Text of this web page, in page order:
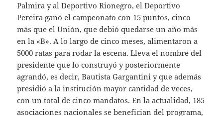
Palmira y al Deportivo Rionegro, el Deportivo
Pereira ganó el campeonato con 15 puntos, cinco
más que el Unión, que debió quedarse un año más
en la «B». A lo largo de cinco meses, alimentaron a
5000 ratas para rodar la escena. Lleva el nombre del
presidente que lo construyó y posteriormente
agrandó, es decir, Bautista Gargantini y que además
presidió a la institución mayor cantidad de veces,
con un total de cinco mandatos. En la actualidad, 185
asociaciones nacionales se benefician del programa,